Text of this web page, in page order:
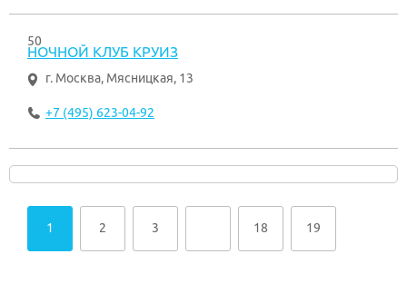
50
НОЧНОЙ КЛУБ КРУИЗ
г. Москва, Мясницкая, 13
+7 (495) 623-04-92
1 2 3 18 19